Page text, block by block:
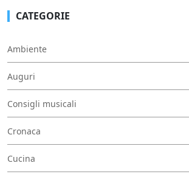
CATEGORIE
Ambiente
Auguri
Consigli musicali
Cronaca
Cucina